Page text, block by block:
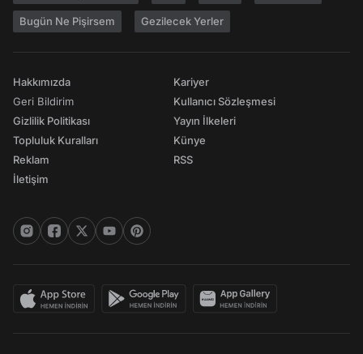
Bugün Ne Pişirsem Gezilecek Yerler
Hakkımızda
Geri Bildirim
Gizlilik Politikası
Topluluk Kuralları
Reklam
İletişim
Kariyer
Kullanıcı Sözleşmesi
Yayın İlkeleri
Künye
RSS